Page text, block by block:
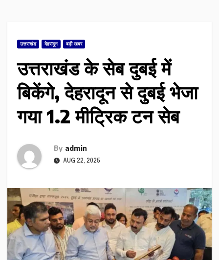
उत्तराखंड देहरादून बड़ी खबर
उत्तराखंड के सेब दुबई में
बिकेंगे, देहरादून से दुबई भेजा
गया 1.2 मीट्रिक टन सेब
By admin
AUG 22, 2025